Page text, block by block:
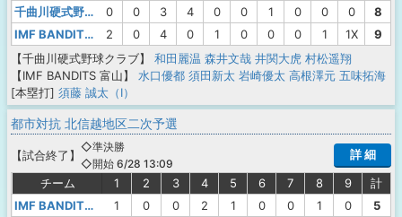
千曲川硬式野球クラブ
0 0 3 4 0 0 1 0 0 0
8
IMF BANDITS 富山
2 0 4 0 1 0 0 0 1 1X
9
【千曲川硬式野球クラブ】
和田麗温 森井文哉 井関大虎 村松遥翔
【IMF BANDITS 富山】
水口優都 須田新太 岩崎優太 高根澤元 五味拓海
[本塁打] 須藤 誠太（I）
都市対抗 北信越地区二次予選
【試合終了 】
◇準決勝
◇開始 6/28 13:09
詳 細
チーム 1 2 3 4 5 6 7 8 9
計
IMF BANDITS 富山
1 0 0 2 1 0 0 1 0
5